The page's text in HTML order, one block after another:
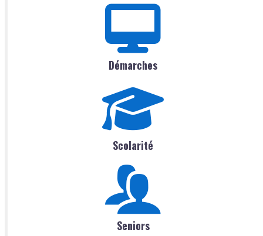
Démarches
Scolarité
Seniors